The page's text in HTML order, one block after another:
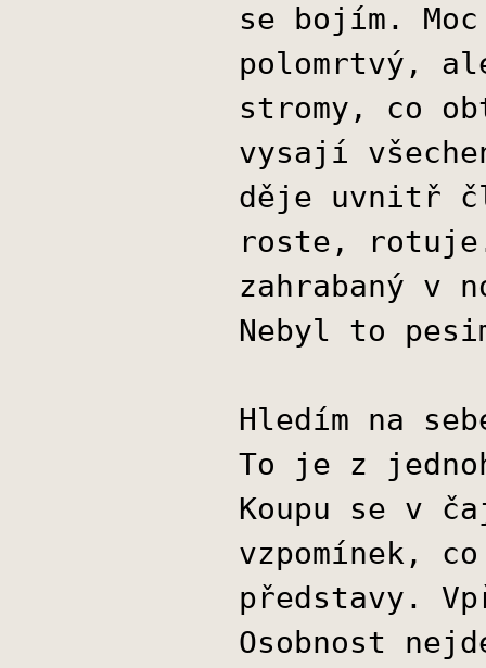
se bojím.
polomrtvý,
stromy, co
vysají
děje uvnitř
roste, rotuje.
zahrabaný v
Nebyl to
Hledím na
To je z
Koupu se v
vzpomínek,
představy.
Osobnost